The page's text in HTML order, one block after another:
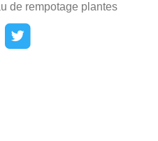
de rempotage plantes